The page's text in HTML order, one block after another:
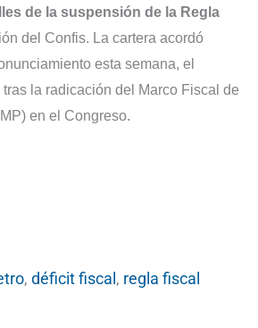
de la suspensión de la Regla
del Confis. La cartera acordó
esta semana, el
la radicación del Marco Fiscal de
en el Congreso.
, déficit fiscal , regla fiscal